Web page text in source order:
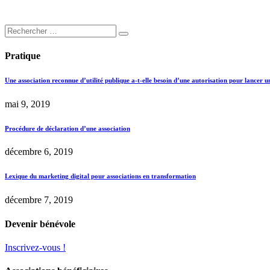
Pratique
Une association reconnue d’utilité publique a-t-elle besoin d’une autorisation pour lancer
mai 9, 2019
Procédure de déclaration d’une association
décembre 6, 2019
Lexique du marketing digital pour associations en transformation
décembre 7, 2019
Devenir bénévole
Inscrivez-vous !